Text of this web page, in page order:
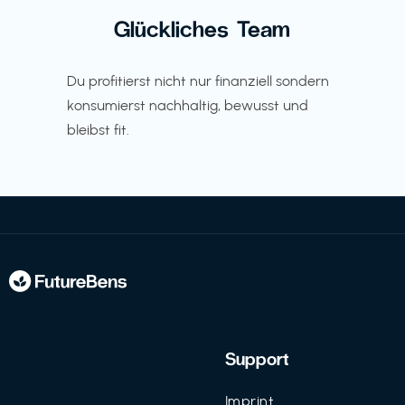
Glückliches Team
Du profitierst nicht nur finanziell sondern
konsumierst nachhaltig, bewusst und
bleibst fit.
Support
Imprint